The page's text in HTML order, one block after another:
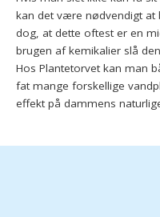
kan det være nødvendigt at
dog, at dette oftest er en
brugen af kemikalier slå
Hos Plantetorvet kan man
fat mange forskellige
effekt på dammens